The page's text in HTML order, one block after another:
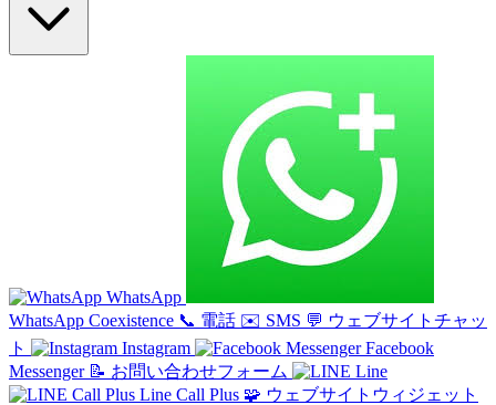
WhatsApp
WhatsApp Coexistence 📞 電話 ✉️ SMS 💬 ウェブサイトチャッ
ト
Instagram
Facebook
Messenger 📝 お問い合わせフォーム
Line
Line Call Plus 🧩 ウェブサイトウィジェット